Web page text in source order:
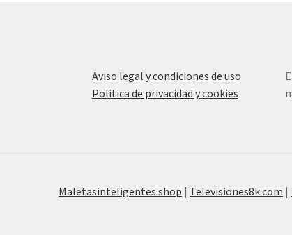
Aviso legal y condiciones de uso
Politica de privacidad y cookies
Maletasinteligentes.shop | Televisiones8k.com |